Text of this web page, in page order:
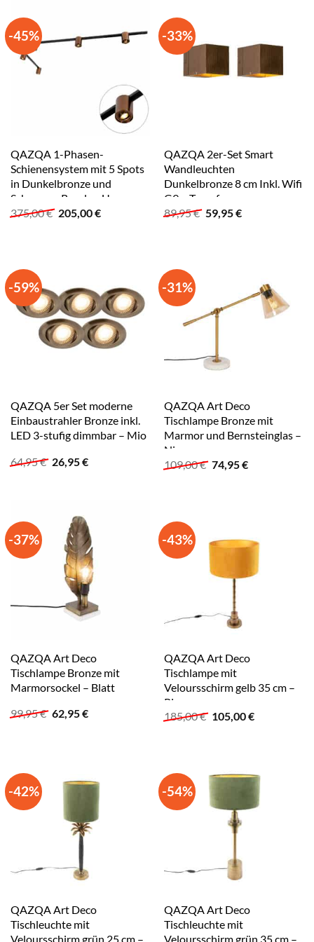
-45%
QAZQA 1-Phasen-
Schienensystem mit 5 Spots
in Dunkelbronze und
Schwarz – Rondoo Up
375,00€ Ursprünglicher
Preis
205,00€Aktueller
-33%
QAZQA 2er-Set Smart
Wandleuchten
Dunkelbronze 8 cm Inkl. Wifi
G9 – Transfer
89,95€ Ursprünglicher
Preis
59,95€Aktueller
-59%
QAZQA 5er Set moderne
Einbaustrahler Bronze inkl.
LED 3-stufig dimmbar – Mio
64,95€ Ursprünglicher
Preis
26,95€Aktueller
-31%
QAZQA Art Deco
Tischlampe Bronze mit
Marmor und Bernsteinglas –
Nina
109,00€ Ursprünglicher
Preis
74,95€Aktueller
-37%
QAZQA Art Deco
Tischlampe Bronze mit
Marmorsockel – Blatt
99,95€ Ursprünglicher
62,95€Aktueller
-43%
QAZQA Art Deco
Tischlampe mit
Veloursschirm gelb 35 cm –
Pisos
185,00€ Ursprünglicher
105,00€Aktueller
-42%
QAZQA Art Deco
Tischleuchte mit
Veloursschirm grün 25 cm –
-54%
QAZQA Art Deco
Tischleuchte mit
Veloursschirm grün 35 cm –